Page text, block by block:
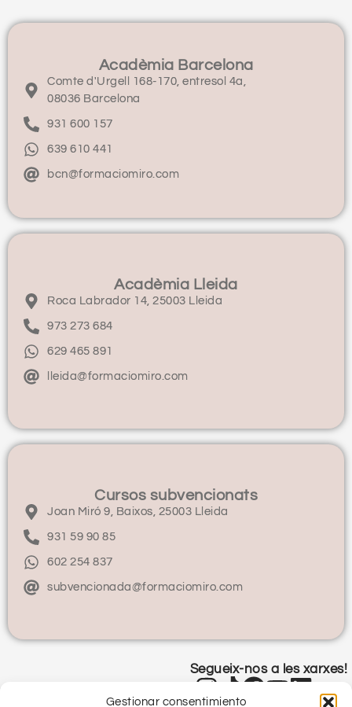
Gestionar consentimiento
Acadèmia Barcelona
Comte d'Urgell 168-170, entresol 4a,
08036 Barcelona
931 600 157
639 610 441
bcn@formaciomiro.com
Acadèmia Lleida
Roca Labrador 14, 25003 Lleida
973 273 684
629 465 891
lleida@formaciomiro.com
Cursos subvencionats
Joan Miró 9, Baixos, 25003 Lleida
931 59 90 85
602 254 837
subvencionada@formaciomiro.com
Segueix-nos a les xarxes!